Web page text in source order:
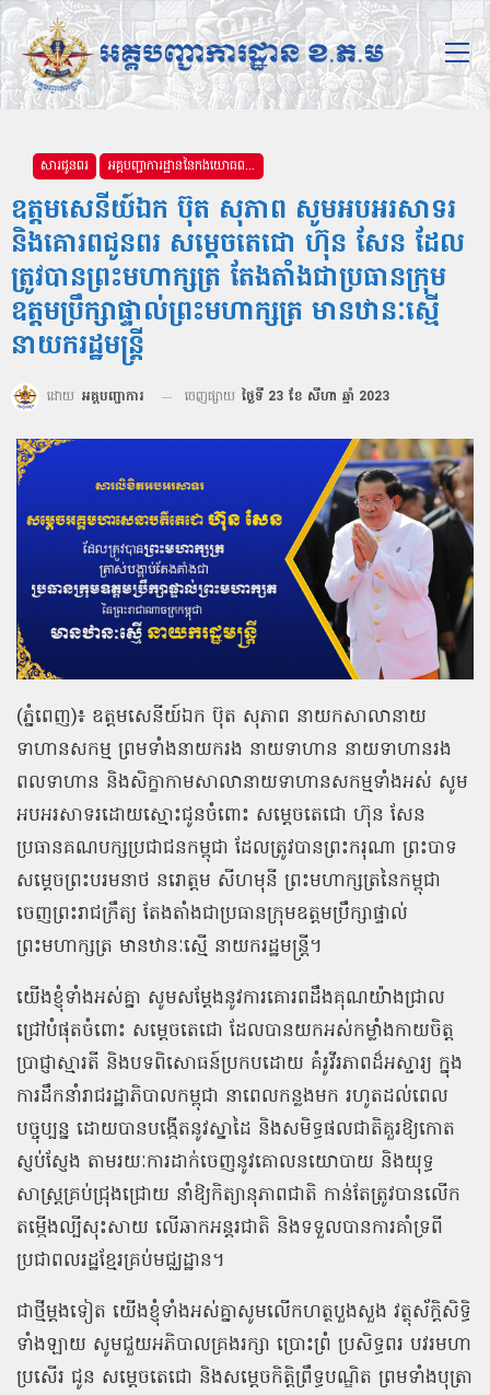
សារជូនពរ អគ្គបញ្ជាការដ្ឋាននៃកងយោធពលខេមរភូមិន្ទ
ឧត្ដមសេនីយ៍ឯក ប៊ុត សុភាព សូមអបអរសាទរ
និងគោរពជូនពរ សម្តេចតេជោ ហ៊ុន សែន ដែល
ត្រូវបានព្រះមហាក្សត្រ តែងតាំងជាប្រធានក្រុម
ឧត្តមប្រឹក្សាផ្ទាល់ព្រះមហាក្សត្រ មានឋានៈស្មើ
នាយករដ្ឋមន្ដ្រី
ដោយ អគ្គបញ្ជាការ ចេញផ្សាយ ថ្ងៃទី 23 ខែ សីហា ឆ្នាំ 2023
(ភ្នំពេញ)៖ ឧត្ដមសេនីយ៍ឯក ប៊ុត សុភាព នាយកសាលានាយ
ទាហានសកម្ម ព្រមទាំងនាយករង នាយទាហាន នាយទាហានរង
ពលទាហាន និងសិក្ខាកាមសាលានាយទាហានសកម្មទាំងអស់ សូម
អបអរសាទរដោយស្មោះជូនចំពោះ សម្តេចតេជោ ហ៊ុន សែន
ប្រធានគណបក្សប្រជាជនកម្ពុជា ដែលត្រូវបានព្រះករុណា ព្រះបាទ
សម្តេចព្រះបរមនាថ នរោត្តម សីហមុនី ព្រះមហាក្សត្រនៃកម្ពុជា
ចេញព្រះរាជក្រឹត្យ តែងតាំងជាប្រធានក្រុមឧត្តមប្រឹក្សាផ្ទាល់
ព្រះមហាក្សត្រ មានឋានៈស្មើ នាយករដ្ឋមន្ដ្រី។
យើងខ្ញុំទាំងអស់គ្នា សូមសម្ដែងនូវការគោរពដឹងគុណយ៉ាងជ្រាល
ជ្រៅបំផុតចំពោះ សម្តេចតេជោ ដែលបានយកអស់កម្លាំងកាយចិត្ត
ប្រាជ្ញាស្មារតី និងបទពិសោធន៍ប្រកបដោយ គំរូវីរភាពដ៏អស្ចារ្យ ក្នុង
ការដឹកនាំរាជរដ្ឋាភិបាលកម្ពុជា នាពេលកន្លងមក រហូតដល់ពេល
បច្ចុប្បន្ន ដោយបានបង្កើតនូវស្នាដៃ និងសមិទ្ធផលជាតិគួរឱ្យកោត
ស្ញប់ស្ញែង តាមរយៈការដាក់ចេញនូវគោលនយោបាយ និងយុទ្ធ
សាស្ត្រគ្រប់ជ្រុងជ្រោយ នាំឱ្យកិត្យានុភាពជាតិ កាន់តែត្រូវបានលើក
តម្កើងល្បីសុះសាយ លើឆាកអន្តរជាតិ និងទទួលបានការគាំទ្រពី
ប្រជាពលរដ្ឋខ្មែរគ្រប់មជ្ឈដ្ឋាន។
ជាថ្មីម្តងទៀត យើងខ្ញុំទាំងអស់គ្នាសូមលើកហត្ថបួងសួង វត្ថុស័ក្ដិសិទ្ធិ
ទាំងឡាយ សូមជួយអភិបាលគ្រងរក្សា ប្រោះព្រំ ប្រសិទ្ធពរ បវរមហា
ប្រសើរ ជូន សម្តេចតេជោ និងសម្តេចកិត្តិព្រឹទ្ធបណ្ឌិត ព្រមទាំងបុត្រា